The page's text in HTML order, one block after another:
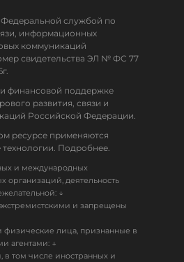
Федеральной службой по
информационных
коммуникаций
свидетельства ЭЛ № ФС 77
финансовой поддержке
развития, связи и
Российской Федерации.
ресурсе применяются
Подробнее.
и международных
организаций, деятельность
↓
и запрещены
лица, признанные в
агентами: ↓
в том числе иностранных и